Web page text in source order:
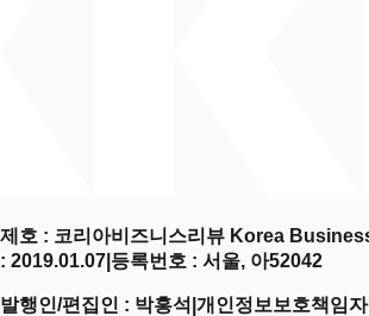
제호 : 코리아비즈니스리뷰 Korea
: 2019.01.07 등록번호 : 서울, 아52042
발행인/편집인 : 박홍석 개인정보보호책임